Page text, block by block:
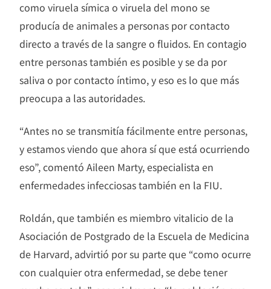
como viruela símica o viruela del mono se
producía de animales a personas por contacto
directo a través de la sangre o fluidos. En contagio
entre personas también es posible y se da por
saliva o por contacto íntimo, y eso es lo que más
preocupa a las autoridades.
“Antes no se transmitía fácilmente entre personas,
y estamos viendo que ahora sí que está ocurriendo
eso”, comentó Aileen Marty, especialista en
enfermedades infecciosas también en la FIU.
Roldán, que también es miembro vitalicio de la
Asociación de Postgrado de la Escuela de Medicina
de Harvard, advirtió por su parte que “como ocurre
con cualquier otra enfermedad, se debe tener